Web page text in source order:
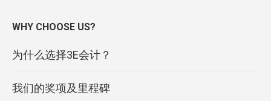
WHY CHOOSE US?
为什么选择3E会计？
我们的奖项及里程碑